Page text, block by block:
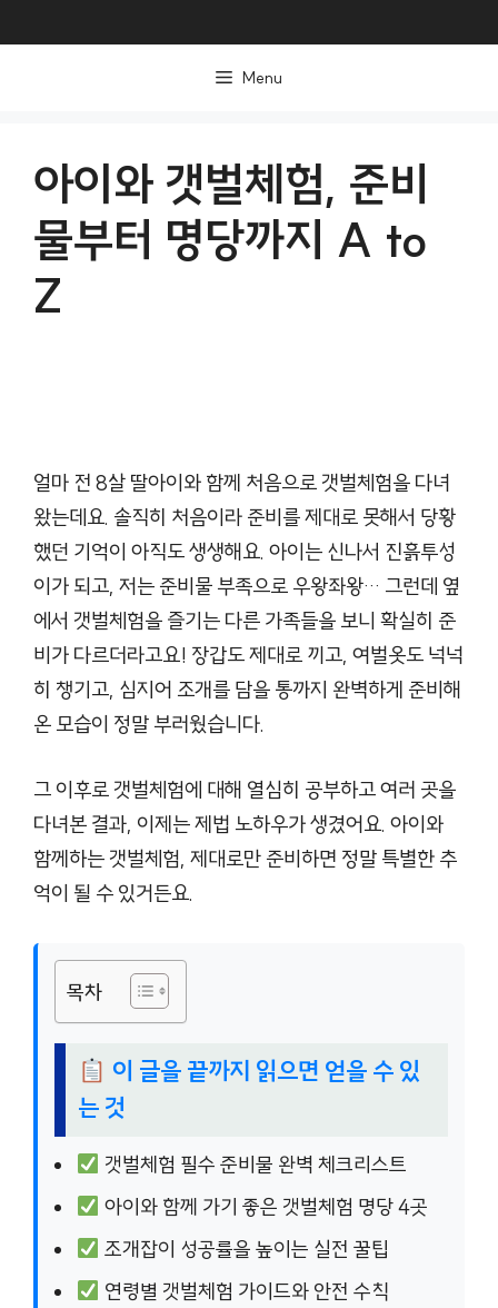
Menu
아이와 갯벌체험, 준비
물부터 명당까지 A to
Z
얼마 전 8살 딸아이와 함께 처음으로 갯벌체험을 다녀
왔는데요. 솔직히 처음이라 준비를 제대로 못해서 당황
했던 기억이 아직도 생생해요. 아이는 신나서 진흙투성
이가 되고, 저는 준비물 부족으로 우왕좌왕… 그런데 옆
에서 갯벌체험을 즐기는 다른 가족들을 보니 확실히 준
비가 다르더라고요! 장갑도 제대로 끼고, 여벌옷도 넉넉
히 챙기고, 심지어 조개를 담을 통까지 완벽하게 준비해
온 모습이 정말 부러웠습니다.
그 이후로 갯벌체험에 대해 열심히 공부하고 여러 곳을
다녀본 결과, 이제는 제법 노하우가 생겼어요. 아이와
함께하는 갯벌체험, 제대로만 준비하면 정말 특별한 추
억이 될 수 있거든요.
목차
이 글을 끝까지 읽으면 얻을 수 있
는 것
갯벌체험 필수 준비물 완벽 체크리스트
아이와 함께 가기 좋은 갯벌체험 명당 4곳
조개잡이 성공률을 높이는 실전 꿀팁
연령별 갯벌체험 가이드와 안전 수칙